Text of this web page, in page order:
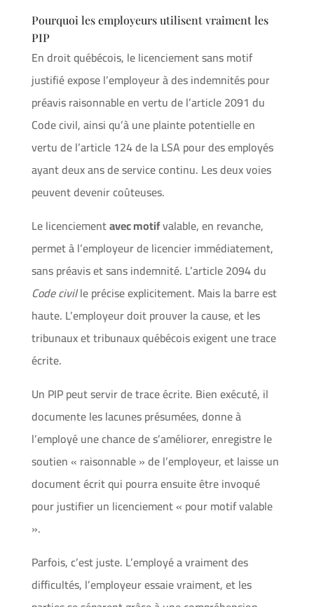
Pourquoi les employeurs utilisent vraiment les
PIP
En droit québécois, le licenciement sans motif
justifié expose l’employeur à des indemnités pour
préavis raisonnable en vertu de l’article 2091 du
Code civil, ainsi qu’à une plainte potentielle en
vertu de l’article 124 de la LSA pour des employés
ayant deux ans de service continu. Les deux voies
peuvent devenir coûteuses.
Le licenciementavec motifvalable, en revanche,
permet à l’employeur de licencier immédiatement,
sans préavis et sans indemnité. L’article 2094 du
Code civille précise explicitement. Mais la barre est
haute. L’employeur doit prouver la cause, et les
tribunaux et tribunaux québécois exigent une trace
écrite.
Un PIP peut servir de trace écrite. Bien exécuté, il
documente les lacunes présumées, donne à
l’employé une chance de s’améliorer, enregistre le
soutien « raisonnable » de l’employeur, et laisse un
document écrit qui pourra ensuite être invoqué
pour justifier un licenciement « pour motif valable
».
Parfois, c’est juste. L’employé a vraiment des
difficultés, l’employeur essaie vraiment, et les